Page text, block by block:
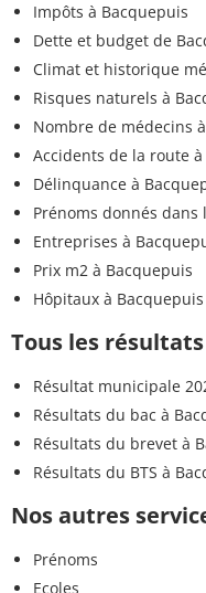
Impôts à Bacquepuis
Dette et budget de
Climat et historique
Risques naturels à
Nombre de médecins
Accidents de la route
Délinquance à
Prénoms donnés dans
Entreprises à
Prix m2 à Bacquepuis
Hôpitaux à Bacquepuis
Tous les
Résultat municipale
Résultats du bac à
Résultats du brevet à
Résultats du BTS à
Nos autres
Prénoms
Ecoles